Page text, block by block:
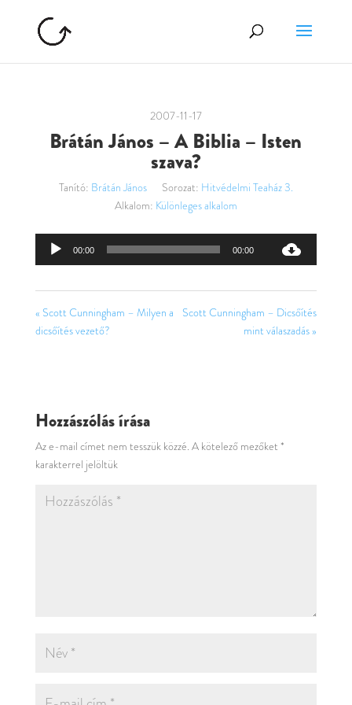
2007-11-17
Brátán János – A Biblia – Isten
szava?
Tanító: Brátán János Sorozat: Hitvédelmi Teaház 3.
Alkalom: Különleges alkalom
Audió
00:00 00:00
« Scott Cunningham – Milyen a
dicsőítés vezető?
Scott Cunningham – Dicsőítés
mint válaszadás »
Hozzászólás írása
Az e-mail címet nem tesszük közzé. A kötelező mezőket *
karakterrel jelöltük